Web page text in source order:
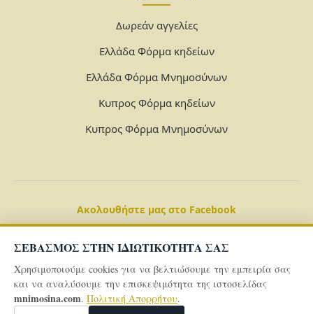
ΣΕΒΑΣΜΟΣ ΣΤΗΝ ΙΔΙΩΤΙΚΟΤΗΤΑ ΣΑΣ
Χρησιμοποιούμε cookies για να βελτιώσουμε την εμπειρία σας
και να αναλύσουμε την επισκεψιμότητα της ιστοσελίδας
mnimosina.com. Πολιτική Απορρήτου.
Δωρεάν αγγελίες
Ελλάδα Φόρμα κηδείων
Ελλάδα Φόρμα Μνημοσύνων
Κυπρος Φόρμα κηδείων
Κυπρος Φόρμα Μνημοσύνων
Ακολουθήστε μας στο Facebook